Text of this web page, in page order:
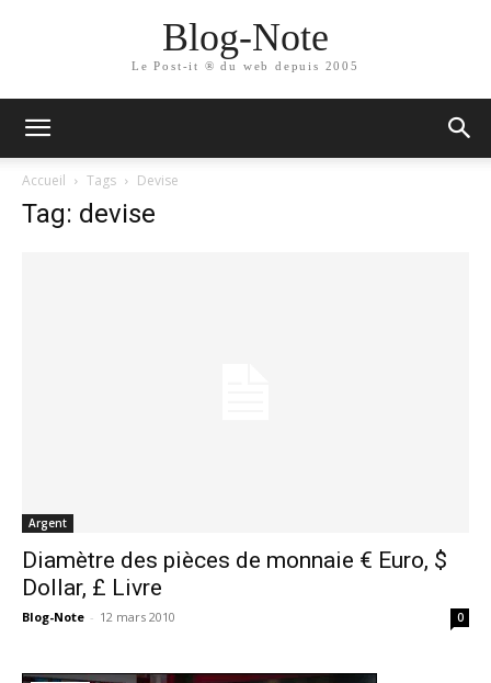
Blog-Note
Le Post-it ® du web depuis 2005
Accueil Tags Devise
Tag: devise
Argent
Diamètre des pièces de monnaie € Euro, $
Dollar, £ Livre
Blog-Note - 12 mars 2010 0